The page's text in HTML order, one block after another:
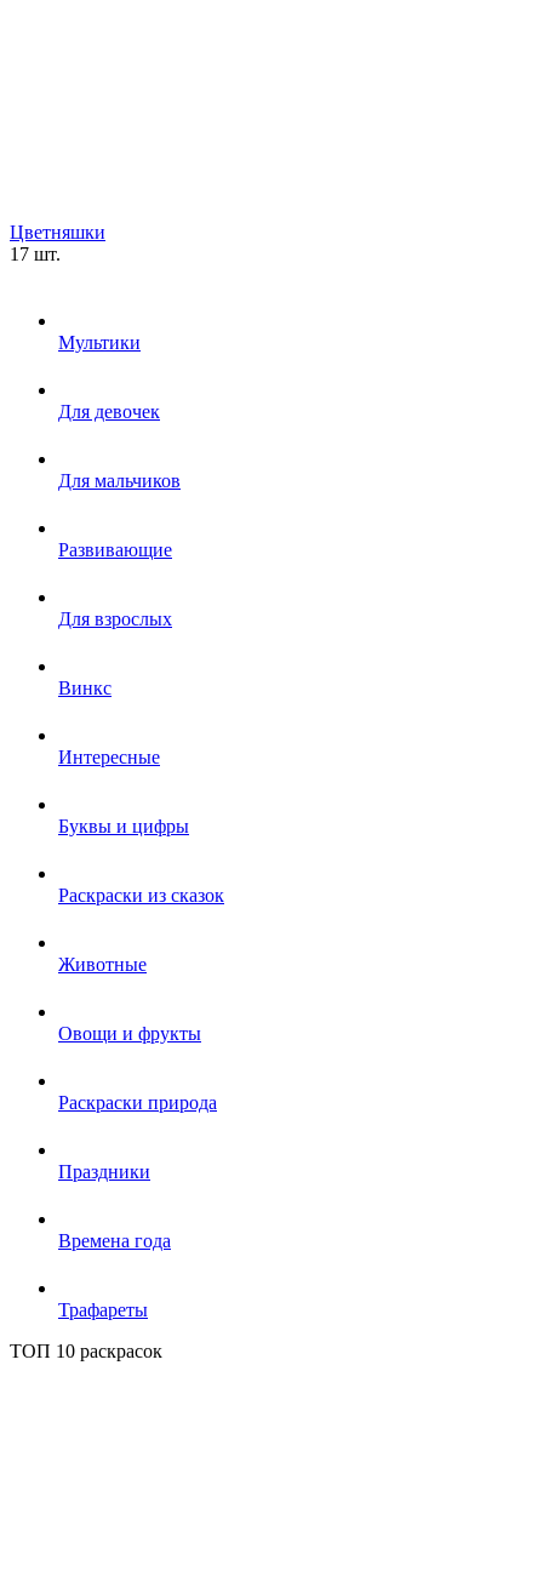
Цветняшки
17 шт.
Мультики
Для девочек
Для мальчиков
Развивающие
Для взрослых
Винкс
Интересные
Буквы и цифры
Раскраски из сказок
Животные
Овощи и фрукты
Раскраски природа
Праздники
Времена года
Трафареты
ТОП 10 раскрасок